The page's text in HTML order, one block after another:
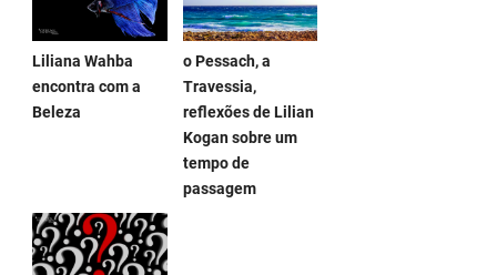
Liliana Wahba
encontra com a
Beleza
o Pessach, a
Travessia,
reflexões de Lilian
Kogan sobre um
tempo de
passagem